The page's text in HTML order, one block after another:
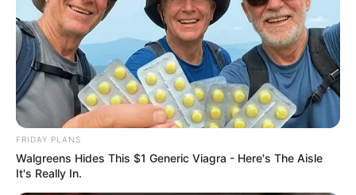
FRIDAY PLANS
Walgreens Hides This $1 Generic Viagra - Here's The Aisle
It's Really In.